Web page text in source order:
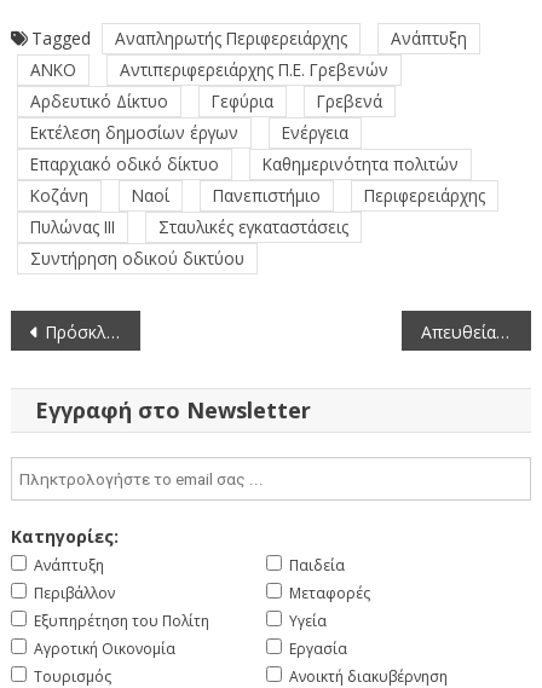
Tagged Αναπληρωτής Περιφερειάρχης
Ανάπτυξη
ΑΝΚΟ
Αντιπεριφερειάρχης Π.Ε. Γρεβενών
Αρδευτικό Δίκτυο
Γεφύρια
Γρεβενά
Εκτέλεση δημοσίων έργων
Ενέργεια
Επαρχιακό οδικό δίκτυο
Καθημερινότητα πολιτών
Κοζάνη
Ναοί Πανεπιστήμιο
Περιφερειάρχης
Πυλώνας ΙΙΙ
Σταυλικές εγκαταστάσεις
Συντήρηση οδικού δικτύου
Πλοήγηση
άρθρων
Πρόσκληση υποβολής προσφοράς παροχής υπηρεσιών Τεχνικού Ασφαλείας στην Π.Ε Καστοριάς Απευθείας μετάδοση της συνεδρίασης του Περιφερειακού Συμβουλίου Δυτικής Μακεδονίας (30-10-2025)
Εγγραφή στο Newsletter
Κατηγορίες:
Ανάπτυξη
Περιβάλλον
Εξυπηρέτηση του Πολίτη
Αγροτική Οικονομία
Τουρισμός
Παιδεία
Μεταφορές
Υγεία
Εργασία
Ανοικτή διακυβέρνηση